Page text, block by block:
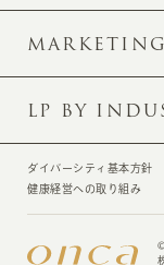
MARKETING
LP BY
ダイバーシティ基本方針
健康経営への取り組み